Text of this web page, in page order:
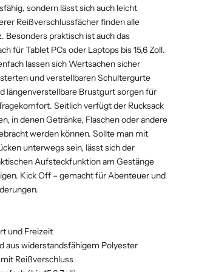
sondern lässt sich auch leicht
Reißverschlussfächer finden alle
Besonders praktisch ist auch das
für Tablet PCs oder Laptops bis 15,6 Zoll.
lassen sich Wertsachen sicher
und verstellbaren Schultergurte
längenverstellbare Brustgurt sorgen für
Seitlich verfügt der Rucksack
in denen Getränke, Flaschen oder andere
werden können. Sollte man mit
unterwegs sein, lässt sich der
Aufsteckfunktion am Gestänge
Kick Off – gemacht für Abenteuer und
und Freizeit
aus widerstandsfähigem Polyester
Reißverschluss